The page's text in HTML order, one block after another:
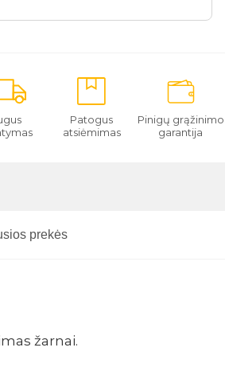
Patogus
atsiėmimas
Pinigų grąžinimo
garantija
prekės
žarnai.